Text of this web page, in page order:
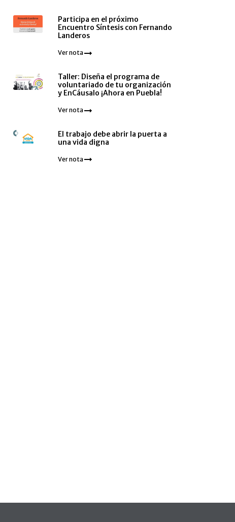
Participa en el próximo
Encuentro Síntesis con Fernando
Landeros
Ver nota
Taller: Diseña el programa de
voluntariado de tu organización
y EnCáusalo ¡Ahora en Puebla!
Ver nota
El trabajo debe abrir la puerta a
una vida digna
Ver nota